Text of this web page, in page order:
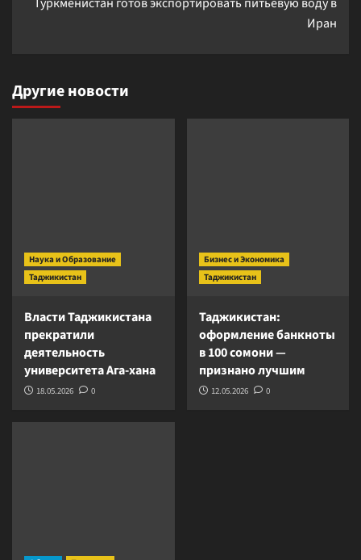
Иран
Другие новости
Наука и Образование
Таджикистан
Власти Таджикистана
прекратили
деятельность
университета Ага-хана
18.05.2026 0
Бизнес и Экономика
Таджикистан
Таджикистан:
оформление банкноты
в 100 сомони —
признано лучшим
12.05.2026 0